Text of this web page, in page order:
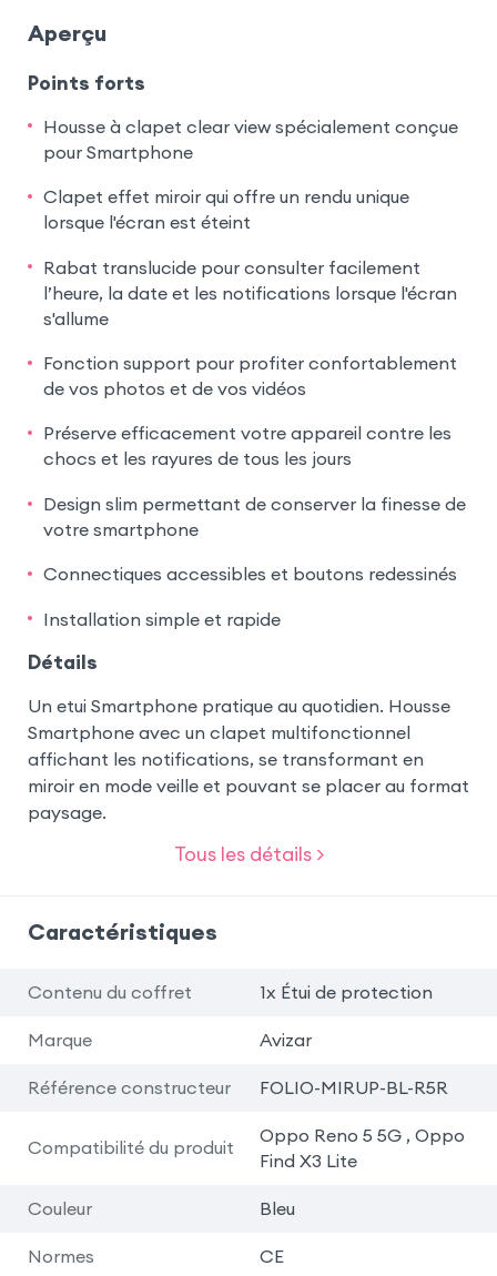
Aperçu
Points forts
Housse à clapet clear view spécialement conçue
pour Smartphone
Clapet effet miroir qui offre un rendu unique
lorsque l'écran est éteint
Rabat translucide pour consulter facilement
l’heure, la date et les notifications lorsque l'écran
s'allume
Fonction support pour profiter confortablement
de vos photos et de vos vidéos
Préserve efficacement votre appareil contre les
chocs et les rayures de tous les jours
Design slim permettant de conserver la finesse de
votre smartphone
Connectiques accessibles et boutons redessinés
Installation simple et rapide
Détails
Un etui Smartphone pratique au quotidien. Housse
Smartphone avec un clapet multifonctionnel
affichant les notifications, se transformant en
miroir en mode veille et pouvant se placer au format
paysage.
Tous les détails >
Caractéristiques
Contenu du coffret 1x Étui de protection
Marque Avizar
Référence constructeur FOLIO-MIRUP-BL-R5R
Compatibilité du produit
Oppo Reno 5 5G , Oppo
Find X3 Lite
Couleur Bleu
Normes CE